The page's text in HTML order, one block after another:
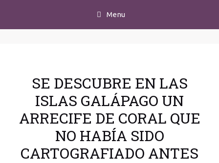
Menu
SE DESCUBRE EN LAS
ISLAS GALÁPAGO UN
ARRECIFE DE CORAL QUE
NO HABÍA SIDO
CARTOGRAFIADO ANTES